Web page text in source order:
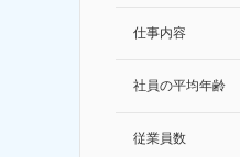
仕事内容
社員の平均年齢
従業員数